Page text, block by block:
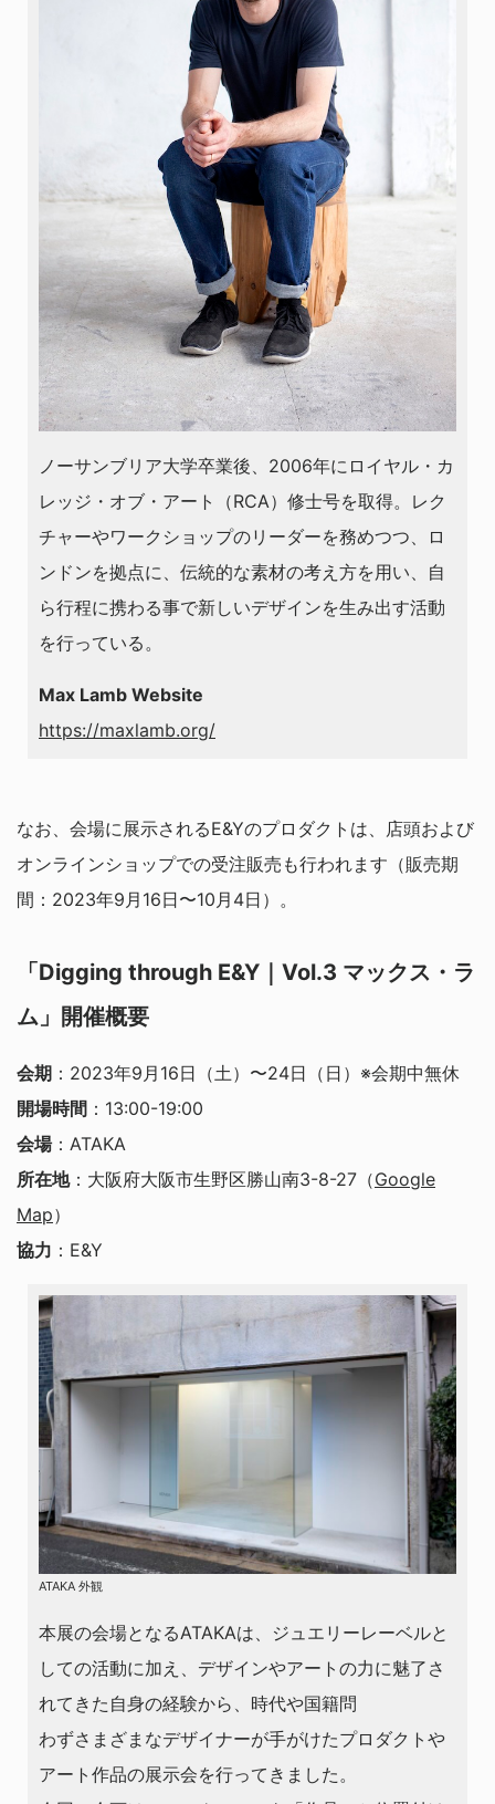
ノーサンブリア大学卒業後、2006年にロイヤル・カ
レッジ・オブ・アート（RCA）修士号を取得。レク
チャーやワークショップのリーダーを務めつつ、ロ
ンドンを拠点に、伝統的な素材の考え方を用い、自
ら行程に携わる事で新しいデザインを生み出す活動
を行っている。
Max Lamb Website
https://maxlamb.org/
なお、会場に展示されるE&Yのプロダクトは、店頭および
オンラインショップでの受注販売も行われます（販売期
間：2023年9月16日〜10月4日）。
「Digging through E&Y｜Vol.3 マックス・ラ
ム」開催概要
会期 ：2023年9月16日（土）〜24日（日）※会期中無休
開場時間 ：13:00-19:00
会場：ATAKA
所在地：大阪府大阪市生野区勝山南3-8-27（Google
Map）
協力 ：E&Y
ATAKA 外観
本展の会場となるATAKAは、ジュエリーレーベルと
しての活動に加え、デザインやアートの力に魅了さ
れてきた自身の経験から、時代や国籍問
わずさまざまなデザイナーが手がけたプロダクトや
アート作品の展示会を行ってきました。